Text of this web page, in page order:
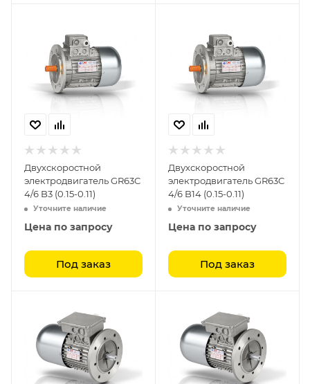
Двухскоростной
электродвигатель GR63C
4/6 B3 (0.15-0.11)
Уточните наличие
Цена по запросу
Под заказ
Двухскоростной
электродвигатель GR63C
4/6 B14 (0.15-0.11)
Уточните наличие
Цена по запросу
Под заказ